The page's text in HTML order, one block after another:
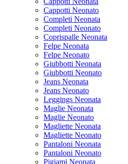
Cappotti Neonato
Completi Neonata
Completi Neonato
Coprispalle Neonata
Felpe Neonata
Felpe Neonato
Giubbotti Neonata
Giubbotti Neonato
Jeans Neonata
Jeans Neonato
Leggings Neonata
Maglie Neonata
Maglie Neonato
Magliette Neonata
Magliette Neonato
Pantaloni Neonata
Pantaloni Neonato
Pigiami Neonata